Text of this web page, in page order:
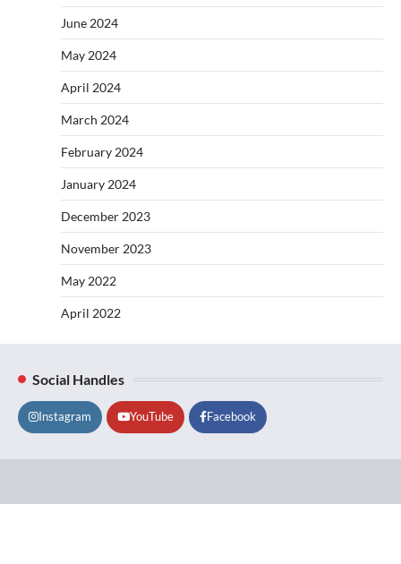
June 2024
May 2024
April 2024
March 2024
February 2024
January 2024
December 2023
November 2023
May 2022
April 2022
Social Handles
Instagram YouTube Facebook